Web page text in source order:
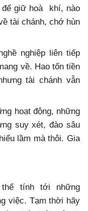
để giữ hoà khí, nào
tài chánh, chớ hùn
nghiệp liên tiếp
về. Hao tốn tiền
tài chánh vẫn
hoạt động, những
suy xét, đào sâu
lầm mà thôi. Gia
tính tới những
việc. Tạm thời hãy